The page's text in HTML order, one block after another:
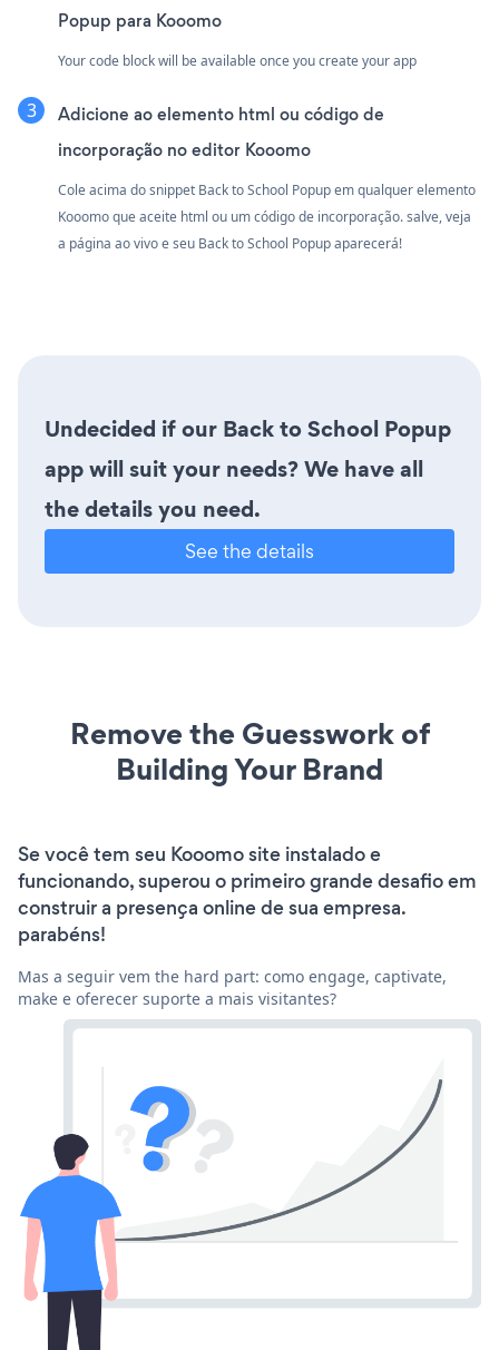
Popup para Kooomo
Your code block will be available once you create your app
Adicione ao elemento html ou código de
incorporação no editor Kooomo
Cole acima do snippet Back to School Popup em qualquer elemento
Kooomo que aceite html ou um código de incorporação. salve, veja
a página ao vivo e seu Back to School Popup aparecerá!
Undecided if our Back to School Popup
app will suit your needs? We have all
the details you need.
See the details
Remove the Guesswork of
Building Your Brand
Se você tem seu Kooomo site instalado e
funcionando, superou o primeiro grande desafio em
construir a presença online de sua empresa.
parabéns!
Mas a seguir vem the hard part: como engage, captivate,
make e oferecer suporte a mais visitantes?